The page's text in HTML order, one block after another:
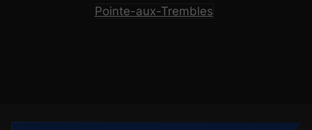
Pointe-aux-Trembles